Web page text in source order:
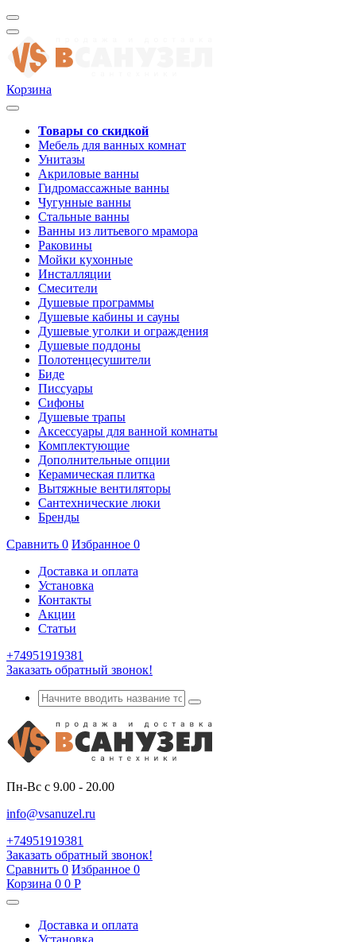
Корзина
Товары со скидкой
Мебель для ванных комнат
Унитазы
Акриловые ванны
Гидромассажные ванны
Чугунные ванны
Стальные ванны
Ванны из литьевого мрамора
Раковины
Мойки кухонные
Инсталляции
Смесители
Душевые программы
Душевые кабины и сауны
Душевые уголки и ограждения
Душевые поддоны
Полотенцесушители
Биде
Писсуары
Сифоны
Душевые трапы
Аксессуары для ванной комнаты
Комплектующие
Дополнительные опции
Керамическая плитка
Вытяжные вентиляторы
Сантехнические люки
Бренды
Сравнить 0 Избранное 0
Доставка и оплата
Установка
Контакты
Акции
Статьи
+74951919381
Заказать обратный звонок!
Пн-Вс с 9.00 - 20.00
info@vsanuzel.ru
+74951919381
Заказать обратный звонок!
Сравнить 0 Избранное 0
Корзина 0 0 Р
Доставка и оплата
Установка